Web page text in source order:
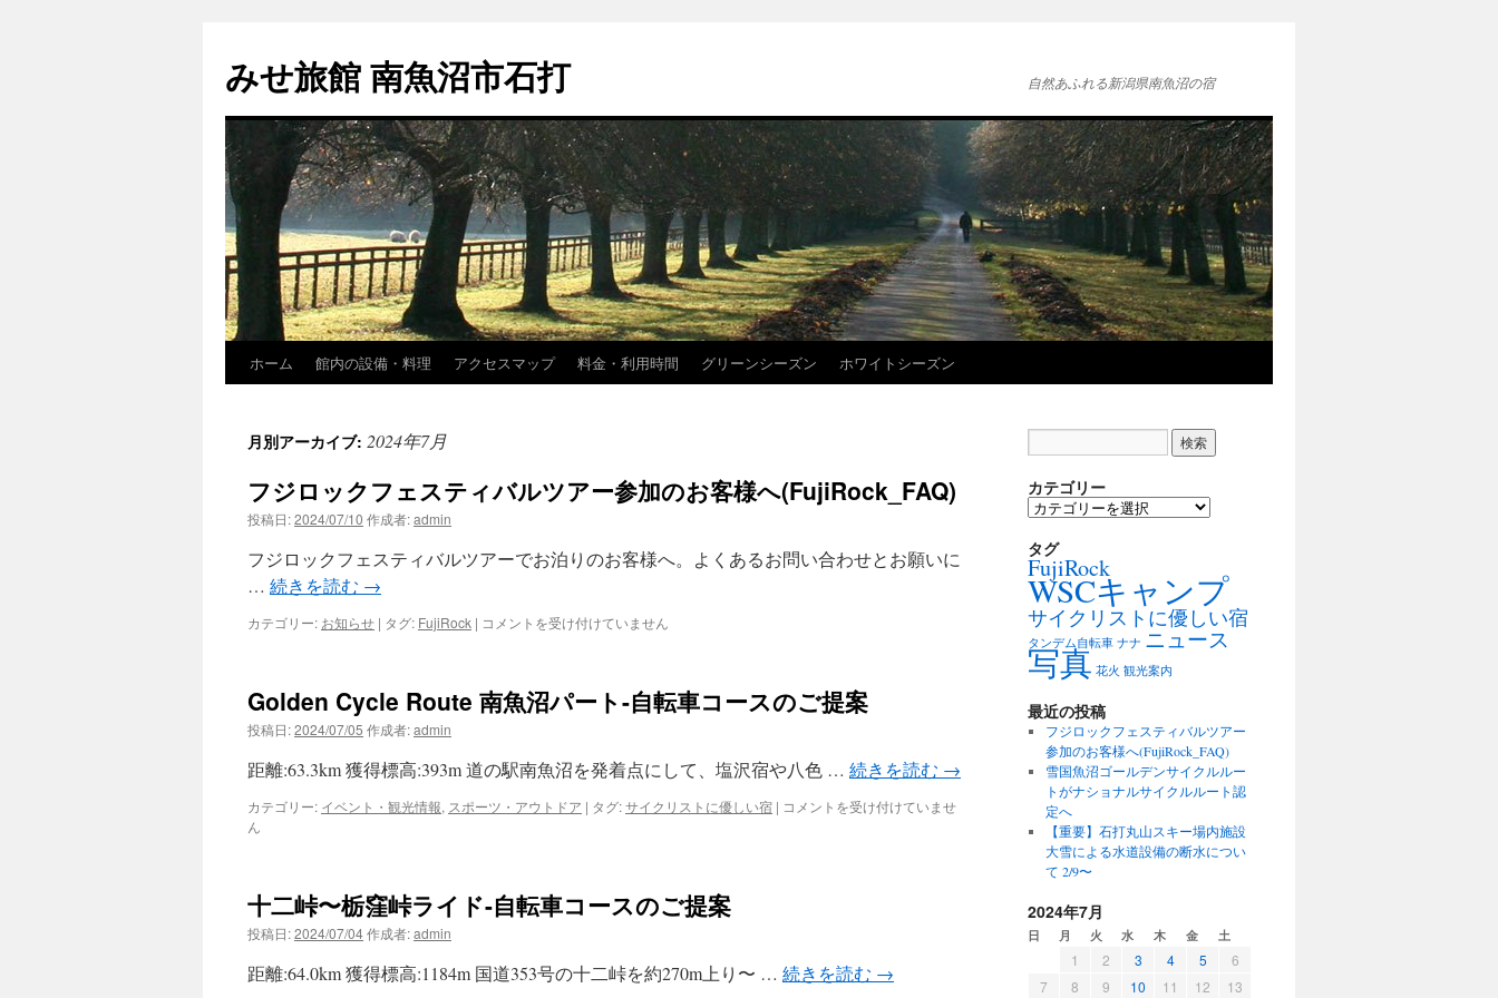
テ
ン
ス
キ
ッ
プ
みせ旅館 南魚沼市石打 自然あふれる新潟県南魚沼の宿
ホーム 館内の設備・料理 アクセスマップ 料金・利用時間 グリーンシーズン ホワイトシーズン
月別アーカイブ: 2024年7月
フジロックフェスティバルツアー参加のお客様へ(FujiRock_FAQ)
投稿日:2024/07/10 作成者:admin
フジロックフェスティバルツアーでお泊りのお客様へ。よくあるお問い合わせとお願いに
… 続きを読む →
カテゴリー: お知らせ | タグ: FujiRock | フ
ク
ス
テ
ィ
ー
の
お
コメントを受け付けていません
Golden Cycle Route 南魚沼パート-自転車コースのご提案
投稿日:2024/07/05 作成者:admin
距離:63.3km 獲得標高:393m 道の駅南魚沼を発着点にして、塩沢宿や八色 … 続きを読む →
カテゴリー: イベント・観光情報, スポーツ・アウトドア | タグ:サイクリストに優しい宿 | Golden
ト-
自
コメントを受け付けていませ
ん
十二峠〜栃窪峠ライド-自転車コースのご提案
投稿日:2024/07/04作成者:admin
距離:64.0km 獲得標高:1184m 国道353号の十二峠を約270m上り〜 … 続きを読む →
カテゴリー
カ
ゴ
リ
ー
タグ
FujiRock
WSCキャンプ
サイクリストに優しい宿
タンデム自転車 ナナ ニュース
写真 花火 観光案内
最近の投稿
フジロックフェスティバルツアー
参加のお客様へ(FujiRock_FAQ)
雪国魚沼ゴールデンサイクルルー
トがナショナルサイクルルート認
定へ
【重要】石打丸山スキー場内施設
大雪による水道設備の断水につい
て 2/9〜
2024年7月
日 月 火 水 木 金 土
1 2 3 4 5
6
7
8 9 10 11 12 13